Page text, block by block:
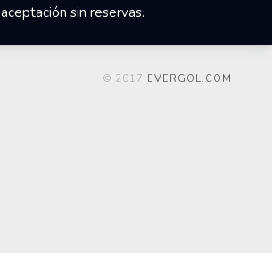
aceptación sin reservas.
© 2017 EVERGOL.COM